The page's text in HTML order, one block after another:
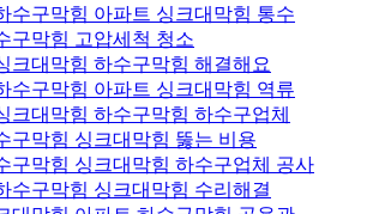
수구막힘 아파트 싱크대막힘 통수
구막힘 고압세척 청소
크대막힘 하수구막힘 해결해요
수구막힘 아파트 싱크대막힘 역류
크대막힘 하수구막힘 하수구업체
구막힘 싱크대막힘 뚫는 비용
구막힘 싱크대막힘 하수구업체 공사
수구막힘 싱크대막힘 수리해결